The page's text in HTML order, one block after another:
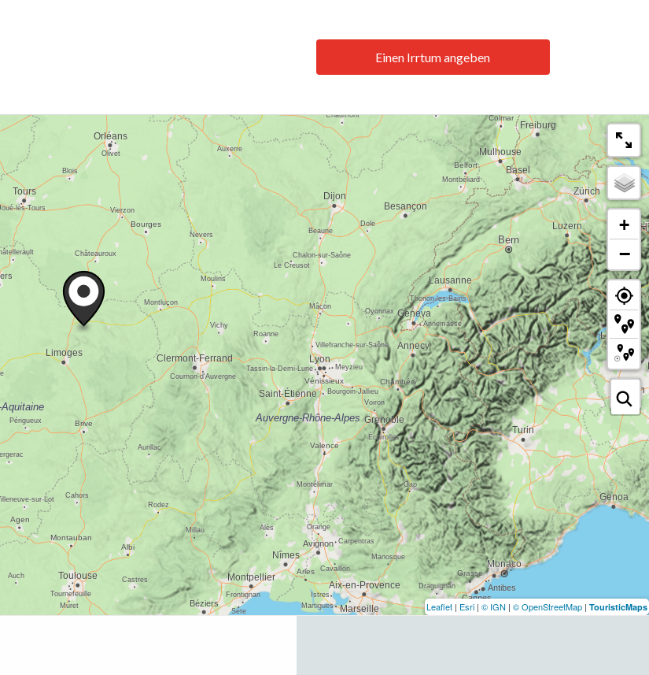
Einen Irrtum angeben
+
−
Leaflet | Esri | © IGN | © OpenStreetMap | TouristicMaps